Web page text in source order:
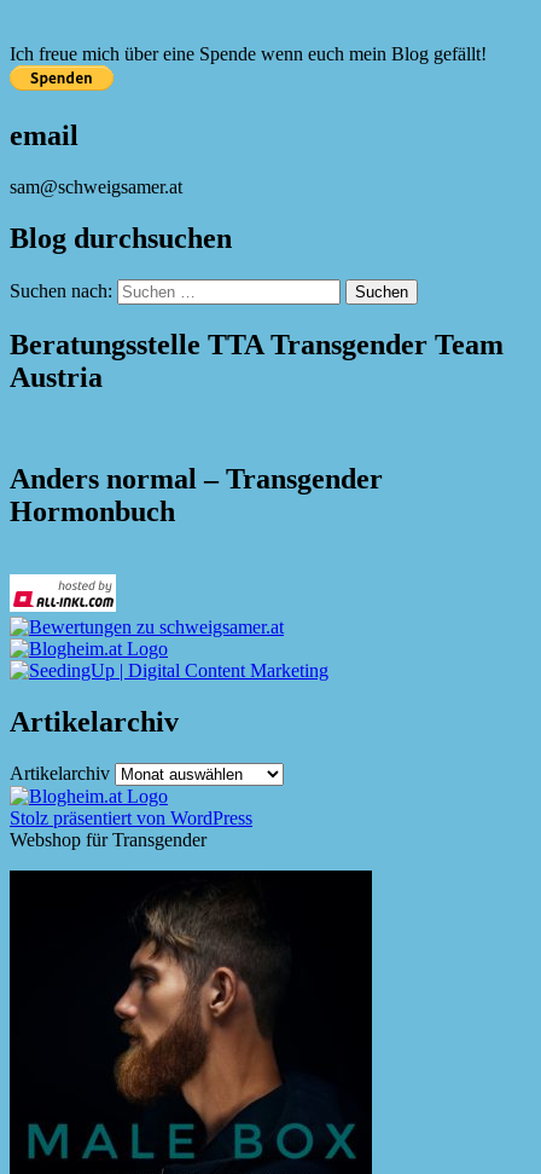
Ich freue mich über eine Spende wenn euch mein Blog gefällt!
email
sam@schweigsamer.at
Blog durchsuchen
Suchen nach:
Beratungsstelle TTA Transgender Team
Austria
Anders normal – Transgender
Hormonbuch
Artikelarchiv
Artikelarchiv
Stolz präsentiert von WordPress
Webshop für Transgender